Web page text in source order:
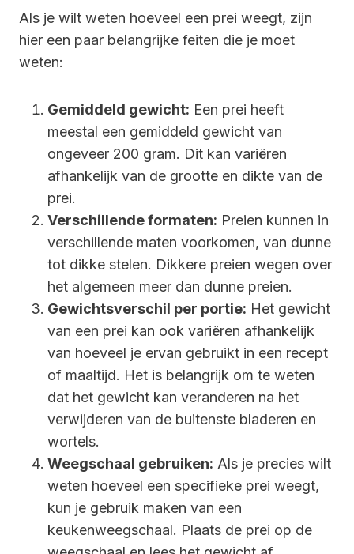
Als je wilt weten hoeveel een prei weegt, zijn
hier een paar belangrijke feiten die je moet
weten:
Gemiddeld gewicht: Een prei heeft
meestal een gemiddeld gewicht van
ongeveer 200 gram. Dit kan variëren
afhankelijk van de grootte en dikte van de
prei.
Verschillende formaten: Preien kunnen in
verschillende maten voorkomen, van dunne
tot dikke stelen. Dikkere preien wegen over
het algemeen meer dan dunne preien.
Gewichtsverschil per portie: Het gewicht
van een prei kan ook variëren afhankelijk
van hoeveel je ervan gebruikt in een recept
of maaltijd. Het is belangrijk om te weten
dat het gewicht kan veranderen na het
verwijderen van de buitenste bladeren en
wortels.
Weegschaal gebruiken: Als je precies wilt
weten hoeveel een specifieke prei weegt,
kun je gebruik maken van een
keukenweegschaal. Plaats de prei op de